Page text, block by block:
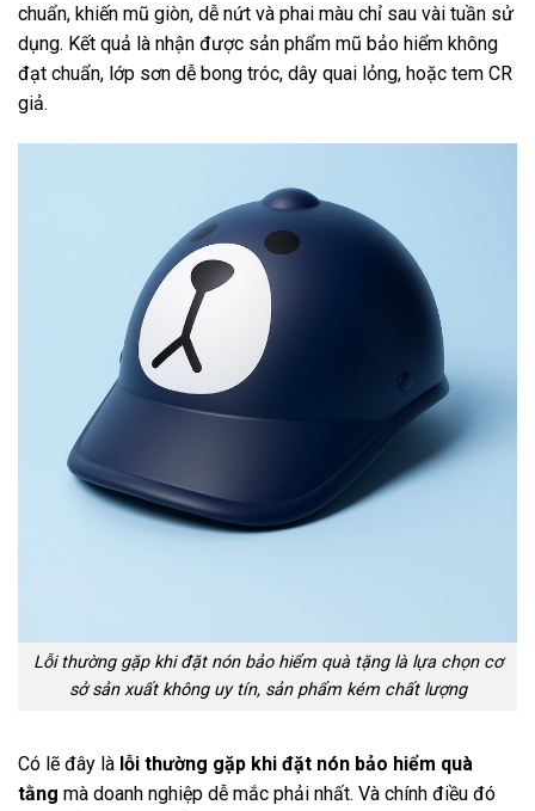
chuẩn, khiến mũ giòn, dễ nứt và phai màu chỉ sau vài tuần sử
dụng. Kết quả là nhận được sản phẩm mũ bảo hiểm không
đạt chuẩn, lớp sơn dễ bong tróc, dây quai lỏng, hoặc tem CR
giả.
Lỗi thường gặp khi đặt nón bảo hiểm quà tặng là lựa chọn cơ
sở sản xuất không uy tín, sản phẩm kém chất lượng
Có lẽ đây là lỗi thường gặp khi đặt nón bảo hiểm quà
tằng mà doanh nghiệp dễ mắc phải nhất. Và chính điều đó